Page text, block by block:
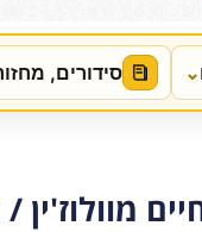
⌄ סידורים,